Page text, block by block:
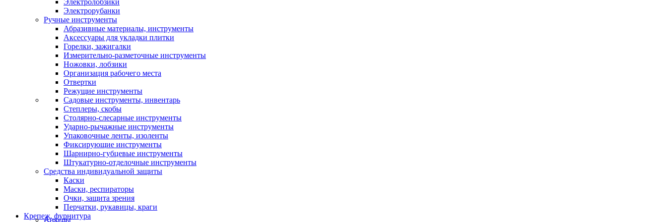
Электрорубанки
Ручные инструменты
Абразивные материалы, инструменты
Аксессуары для укладки плитки
Горелки, зажигалки
Измерительно-разметочные инструменты
Ножовки, лобзики
Организация рабочего места
Отвертки
Режущие инструменты
Садовые инструменты, инвентарь
Степлеры, скобы
Столярно-слесарные инструменты
Ударно-рычажные инструменты
Упаковочные ленты, изоленты
Фиксирующие инструменты
Шарнирно-губцевые инструменты
Штукатурно-отделочные инструменты
Средства индивидуальной защиты
Каски
Маски, респираторы
Очки, защита зрения
Перчатки, рукавицы, краги
Крепеж, фурнитура
Анкеры